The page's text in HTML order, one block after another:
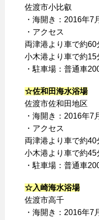
佐渡市小比叡
・海開き：2016年7
・アクセス
両津港より車で約60
小木港より車で約15
・駐車場：普通車
☆佐和田海水浴場
佐渡市佐和田地区
・海開き：2016年7
・アクセス
両津港より車で約40
小木港より車で約45
・駐車場：普通車
☆入崎海水浴場
佐渡市高千
・海開き：2016年7